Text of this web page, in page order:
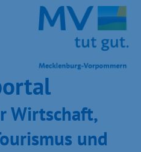
Wirt­schaft,
und